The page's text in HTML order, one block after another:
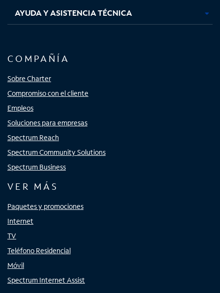
AYUDA Y ASISTENCIA TÉCNICA
COMPAÑÍA
Sobre Charter
Compromiso con el cliente
Empleos
Soluciones para empresas
Spectrum Reach
Spectrum Community Solutions
Spectrum Business
VER MÁS
Paquetes y promociones
Internet
TV
Teléfono Residencial
Móvil
Spectrum Internet Assist